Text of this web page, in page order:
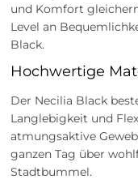
und Komfort
Level an
Black.
Hochwertige
Der Necilia Black
Langlebigkeit und
atmungsaktive
ganzen Tag über
Stadtbummel.